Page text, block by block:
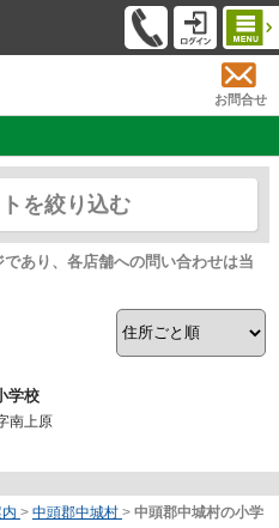
お問合せ
を絞り込む
あり、各店舗への問い合わせは当
学校
南上原
> 中頭郡中城村 > 中頭郡中城村の小学